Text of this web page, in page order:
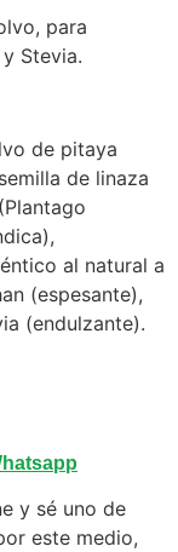
para
Stevia.
de pitaya
de linaza
al natural a
(espesante),
(endulzante).
y sé uno de
este medio,